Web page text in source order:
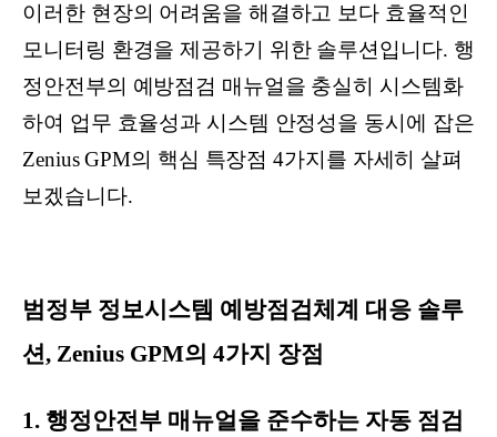
이러한 현장의 어려움을 해결하고 보다 효율적인
모니터링 환경을 제공하기 위한 솔루션입니다. 행
정안전부의 예방점검 매뉴얼을 충실히 시스템화
하여 업무 효율성과 시스템 안정성을 동시에 잡은
Zenius GPM의 핵심 특장점 4가지를 자세히 살펴
보겠습니다.
범정부 정보시스템 예방점검체계 대응 솔루
션, Zenius GPM의 4가지 장점
1. 행정안전부 매뉴얼을 준수하는 자동 점검